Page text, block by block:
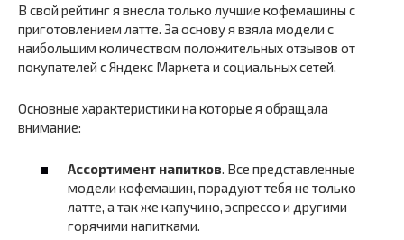
В свой рейтинг я внесла только лучшие кофемашины с
приготовлением латте. За основу я взяла модели с
наибольшим количеством положительных отзывов от
покупателей с Яндекс Маркета и социальных сетей.
Основные характеристики на которые я обращала
внимание:
Ассортимент напитков. Все представленные
модели кофемашин, порадуют тебя не только
латте, а так же капучино, эспрессо и другими
горячими напитками.